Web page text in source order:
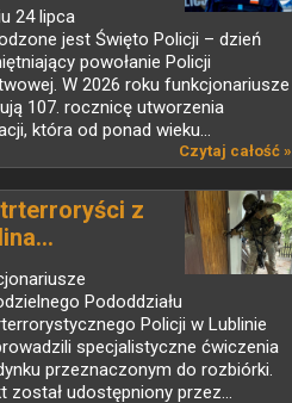
24 lipca
jest Święto Policji – dzień
powołanie Policji
W 2026 roku funkcjonariusze
107. rocznicę utworzenia
która od ponad wieku...
Czytaj całość »
z
Pododdziału
Policji w Lublinie
specjalistyczne ćwiczenia
przeznaczonym do rozbiórki.
został udostępniony przez...